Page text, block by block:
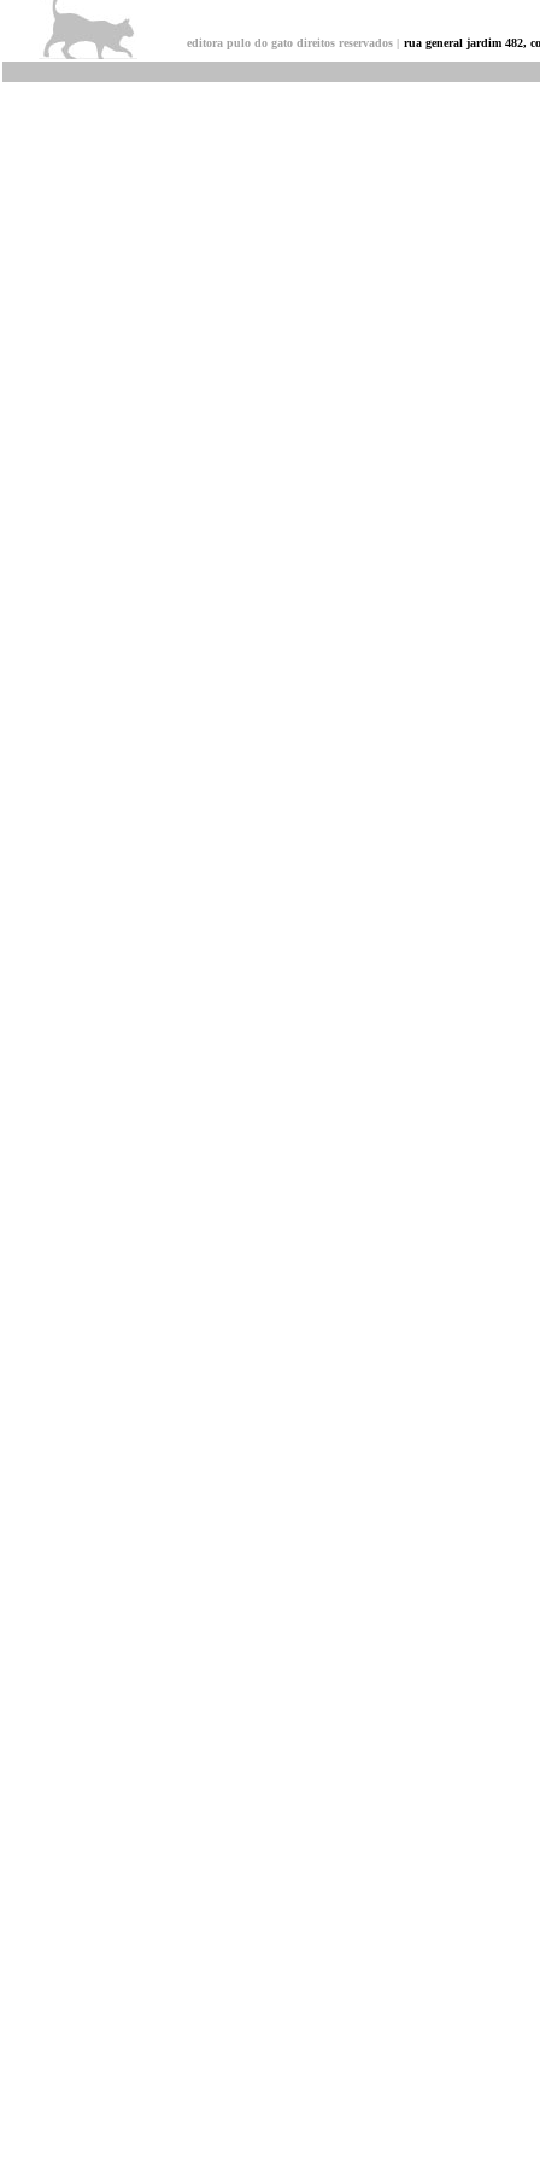
editora pulo do gato direitos reservados | rua general jardim 482,